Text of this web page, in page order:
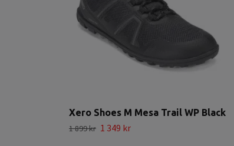
Xero Shoes M Mesa Trail WP Black
1 899 kr 1 349 kr